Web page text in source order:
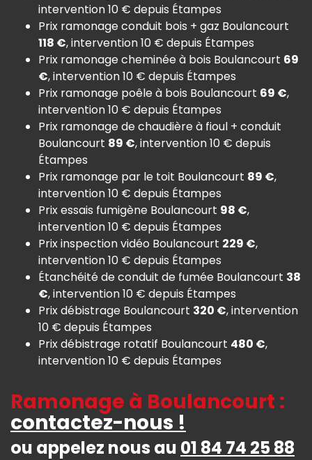
intervention 10 € depuis Étampes
Prix ramonage conduit bois + gaz Boulancourt
118 €, intervention 10 € depuis Étampes
Prix ramonage cheminée à bois Boulancourt 69
€, intervention 10 € depuis Étampes
Prix ramonage poêle à bois Boulancourt 69 €,
intervention 10 € depuis Étampes
Prix ramonage de chaudière à fioul + conduit
Boulancourt 89 €, intervention 10 € depuis
Étampes
Prix ramonage par le toit Boulancourt 89 €,
intervention 10 € depuis Étampes
Prix essais fumigène Boulancourt 98 €,
intervention 10 € depuis Étampes
Prix inspection vidéo Boulancourt 229 €,
intervention 10 € depuis Étampes
Étanchéité de conduit de fumée Boulancourt 38
€, intervention 10 € depuis Étampes
Prix débistrage Boulancourt 320 €, intervention
10 € depuis Étampes
Prix débistrage rotatif Boulancourt 480 €,
intervention 10 € depuis Étampes
Ramonage à Boulancourt :
contactez-nous !
ou appelez nous au 01 84 74 25 88